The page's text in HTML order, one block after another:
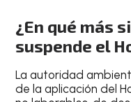
¿En qué más
suspende el
La autoridad
de la aplicación del